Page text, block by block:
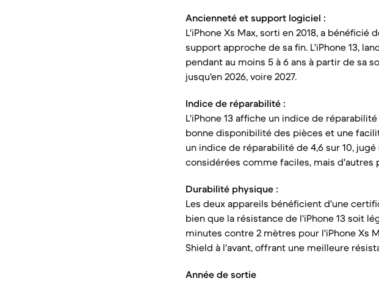
Ancienneté et support logiciel :
L'iPhone Xs Max, sorti en 2018, a
support approche de sa fin. L'iPhone 13,
pendant au moins 5 à 6 ans à partir de sa
jusqu'en 2026, voire 2027.
Indice de réparabilité :
L'iPhone 13 affiche un indice de
bonne disponibilité des pièces et une
un indice de réparabilité de 4,6 sur 10,
considérées comme faciles, mais d'autres
Durabilité physique :
Les deux appareils bénéficient d'une
bien que la résistance de l'iPhone 13 soit
minutes contre 2 mètres pour l'iPhone Xs
Shield à l'avant, offrant une meilleure
Année de sortie